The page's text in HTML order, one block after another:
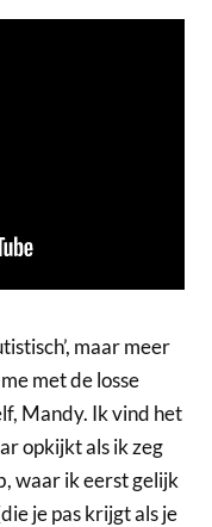
maar meer
met de losse
Mandy. Ik vind het
opkijkt als ik zeg
waar ik eerst gelijk
je pas krijgt als je